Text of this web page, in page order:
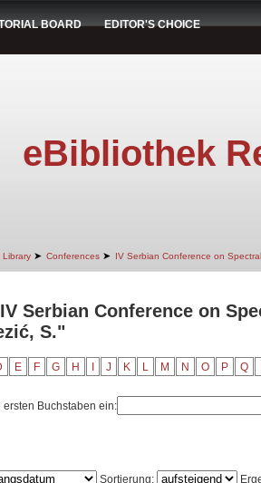
BOARD EDITOR'S CHOICE
eBibliothek
Library ➤ Conferences ➤ IV Serbian Conference on
Serbian Conference on
S."
E F G H J K L M N O P Q
Buchstaben ein:
Sortierung: